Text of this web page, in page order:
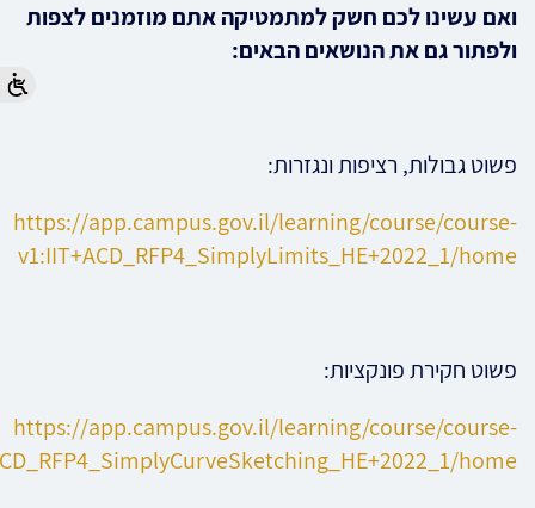
ואם עשינו לכם חשק למתמטיקה אתם מוזמנים לצפות
ולפתור גם את הנושאים הבאים:
פשוט גבולות, רציפות ונגזרות:
https://app.campus.gov.il/learning/course/course-
v1:IIT+ACD_RFP4_SimplyLimits_HE+2022_1/home
פשוט חקירת פונקציות:
https://app.campus.gov.il/learning/course/course-
home